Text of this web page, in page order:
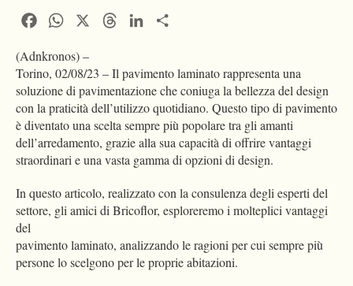
FacebookWhatsApp ThreadsLinkedIn
(Adnkronos) –
Torino, 02/08/23 – Il pavimento laminato rappresenta una
soluzione di pavimentazione che coniuga la bellezza del design
con la praticità dell’utilizzo quotidiano. Questo tipo di pavimento
è diventato una scelta sempre più popolare tra gli amanti
dell’arredamento, grazie alla sua capacità di offrire vantaggi
straordinari e una vasta gamma di opzioni di design.
In questo articolo, realizzato con la consulenza degli esperti del
settore, gli amici di Bricoflor, esploreremo i molteplici vantaggi
del
pavimento laminato, analizzando le ragioni per cui sempre più
persone lo scelgono per le proprie abitazioni.